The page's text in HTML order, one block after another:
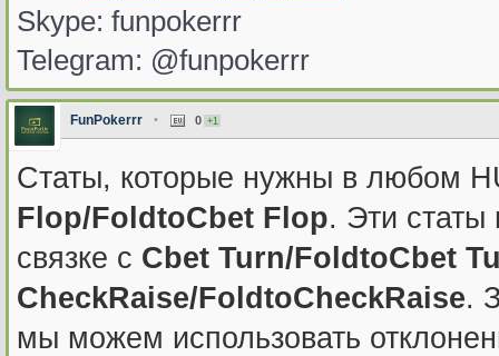
Skype: funpokerrr
Telegram: @funpokerrr
FunPokerrr • 0 +1
Cтаты, которые нужны в любом
Flop/FoldtoCbet Flop. Эти статы
связке с Cbet Turn/FoldtoCbet
CheckRaise/FoldtoCheckRaise.
мы можем использовать